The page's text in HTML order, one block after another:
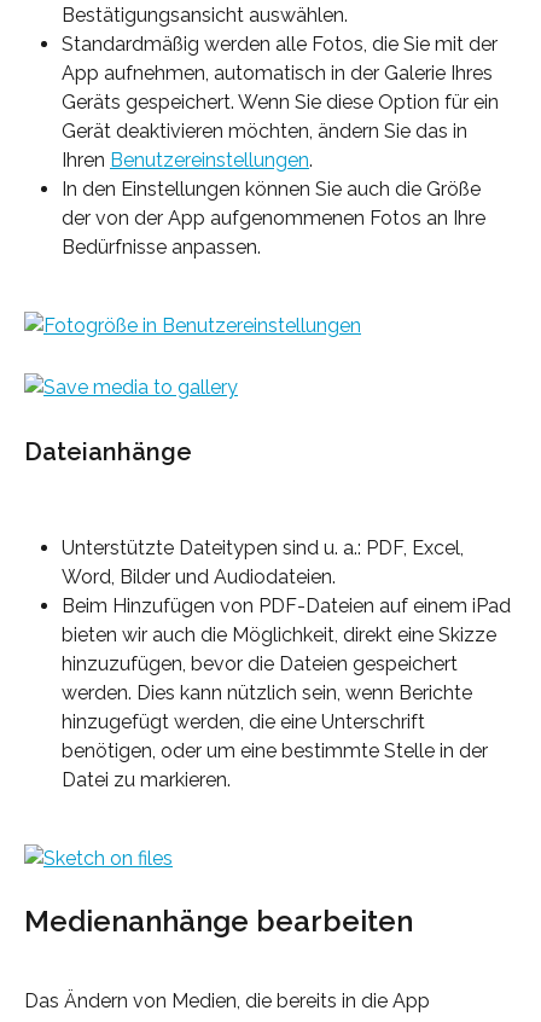
Bestätigungsansicht auswählen.
Standardmäßig werden alle Fotos, die Sie mit der
App aufnehmen, automatisch in der Galerie Ihres
Geräts gespeichert. Wenn Sie diese Option für ein
Gerät deaktivieren möchten, ändern Sie das in
Ihren Benutzereinstellungen.
In den Einstellungen können Sie auch die Größe
der von der App aufgenommenen Fotos an Ihre
Bedürfnisse anpassen.
Dateianhänge
Unterstützte Dateitypen sind u. a.: PDF, Excel,
Word, Bilder und Audiodateien.
Beim Hinzufügen von PDF-Dateien auf einem iPad
bieten wir auch die Möglichkeit, direkt eine Skizze
hinzuzufügen, bevor die Dateien gespeichert
werden. Dies kann nützlich sein, wenn Berichte
hinzugefügt werden, die eine Unterschrift
benötigen, oder um eine bestimmte Stelle in der
Datei zu markieren.
Medienanhänge bearbeiten
Das Ändern von Medien, die bereits in die App